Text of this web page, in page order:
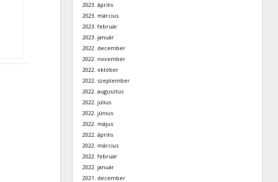
2023. április
2023. március
2023. február
2023. január
2022. december
2022. november
2022. október
2022. szeptember
2022. augusztus
2022. július
2022. június
2022. május
2022. április
2022. március
2022. február
2022. január
2021. december